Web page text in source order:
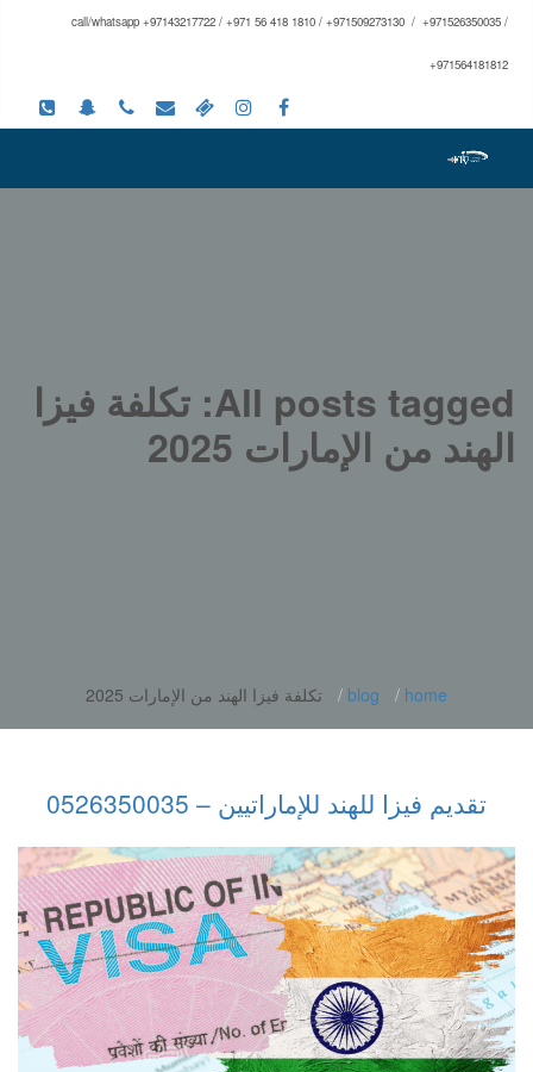
call/whatsapp +97143217722 / +971 56 418 1810 / +971509273130 / +971526350035 /
+971564181812
All posts tagged: تكلفة فيزا
الهند من الإمارات 2025
home
blog تكلفة فيزا الهند من الإمارات 2025
تقديم فيزا للهند للإماراتيين – 0526350035